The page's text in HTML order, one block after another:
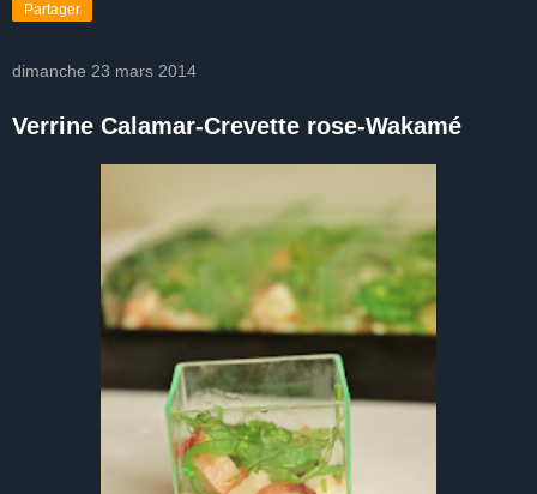
Partager
dimanche 23 mars 2014
Verrine Calamar-Crevette rose-Wakamé